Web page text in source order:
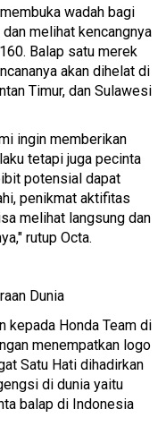
wadah bagi
melihat kencangnya
Balap satu merek
akan dihelat di
Timur, dan Sulawesi
ingin memberikan
tetapi juga pecinta
potensial dapat
penikmat aktifitas
melihat langsung dan
rutup Octa.
Dunia
kepada Honda Team di
menempatkan logo
Satu Hati dihadirkan
di dunia yaitu
balap di Indonesia